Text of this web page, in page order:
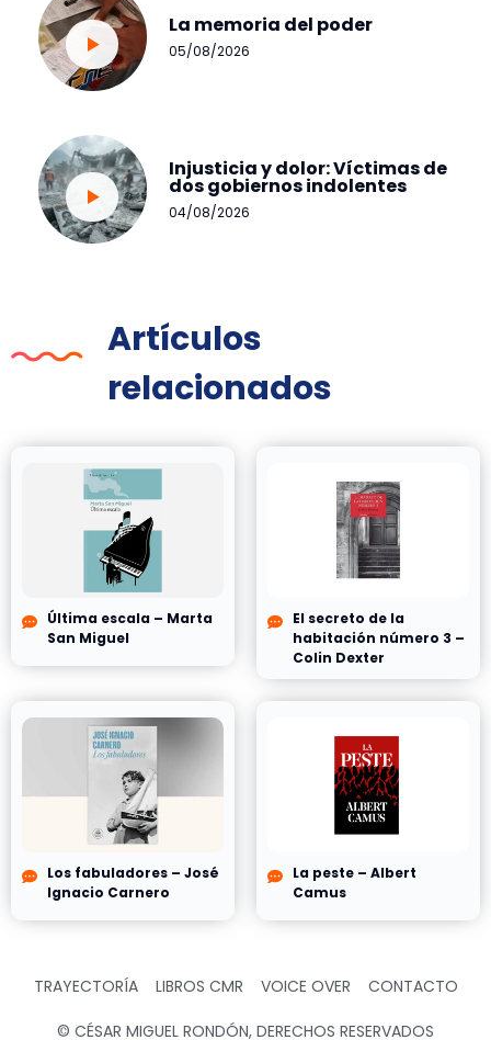
La memoria del poder
05/08/2026
Injusticia y dolor: Víctimas de
dos gobiernos indolentes
04/08/2026
Artículos
relacionados
Última escala – Marta
San Miguel
El secreto de la
habitación número 3 –
Colin Dexter
Los fabuladores – José
Ignacio Carnero
La peste – Albert
Camus
TRAYECTORÍA LIBROS CMR VOICE OVER CONTACTO
© CÉSAR MIGUEL RONDÓN, DERECHOS RESERVADOS